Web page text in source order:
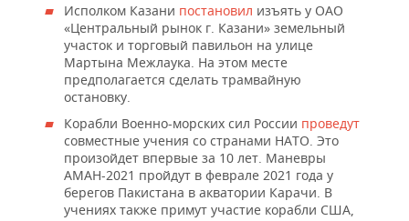
Исполком Казани постановил изъять у ОАО
«Центральный рынок г. Казани» земельный
участок и торговый павильон на улице
Мартына Межлаука. На этом месте
предполагается сделать трамвайную
остановку.
Корабли Военно-морских сил России проведут
совместные учения со странами НАТО. Это
произойдет впервые за 10 лет. Маневры
АМАН-2021 пройдут в феврале 2021 года у
берегов Пакистана в акватории Карачи. В
учениях также примут участие корабли США,